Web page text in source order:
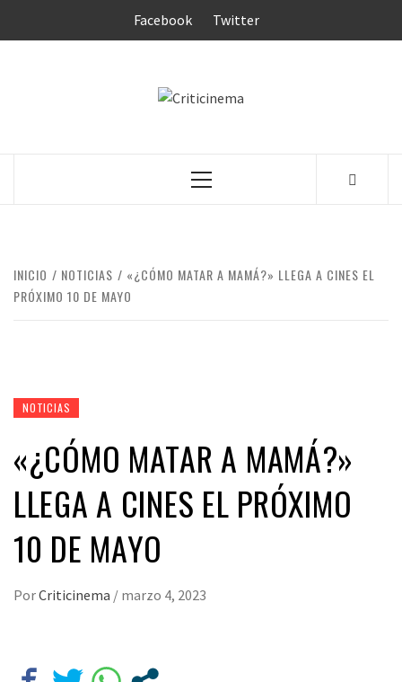
Facebook Twitter
Menú
INICIO NOTICIAS
«¿CÓMO MATAR A MAMÁ?» LLEGA A CINES EL
PRÓXIMO 10 DE MAYO
NOTICIAS
«¿CÓMO MATAR A MAMÁ?»
LLEGA A CINES EL PRÓXIMO
10 DE MAYO
PorCriticinema / marzo 4, 2023